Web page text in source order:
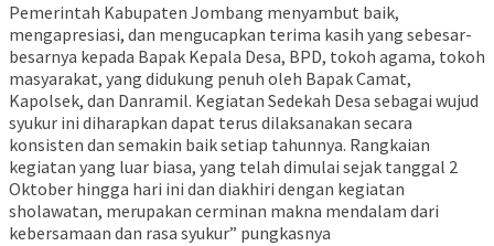
​Pemerintah Kabupaten Jombang menyambut baik,
mengapresiasi, dan mengucapkan terima kasih yang sebesar-
besarnya kepada Bapak Kepala Desa, BPD, tokoh agama, tokoh
masyarakat, yang didukung penuh oleh Bapak Camat,
Kapolsek, dan Danramil. Kegiatan Sedekah Desa sebagai wujud
syukur ini diharapkan dapat terus dilaksanakan secara
konsisten dan semakin baik setiap tahunnya. Rangkaian
kegiatan yang luar biasa, yang telah dimulai sejak tanggal 2
Oktober hingga hari ini dan diakhiri dengan kegiatan
sholawatan, merupakan cerminan makna mendalam dari
kebersamaan dan rasa syukur” pungkasnya